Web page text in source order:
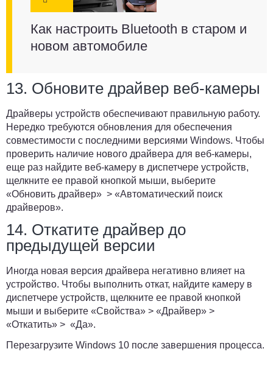
Как настроить Bluetooth в старом и
новом автомобиле
13. Обновите драйвер веб-камеры
Драйверы устройств обеспечивают правильную работу.
Нередко требуются обновления для обеспечения
совместимости с последними версиями Windows. Чтобы
проверить наличие нового драйвера для веб-камеры,
еще раз найдите веб-камеру в диспетчере устройств,
щелкните ее правой кнопкой мыши, выберите
«Обновить драйвер» > «Автоматический поиск
драйверов».
14. Откатите драйвер до
предыдущей версии
Иногда новая версия драйвера негативно влияет на
устройство. Чтобы выполнить откат, найдите камеру в
диспетчере устройств, щелкните ее правой кнопкой
мыши и выберите «Свойства» > «Драйвер» >
«Откатить» > «Да».
Перезагрузите Windows 10 после завершения процесса.